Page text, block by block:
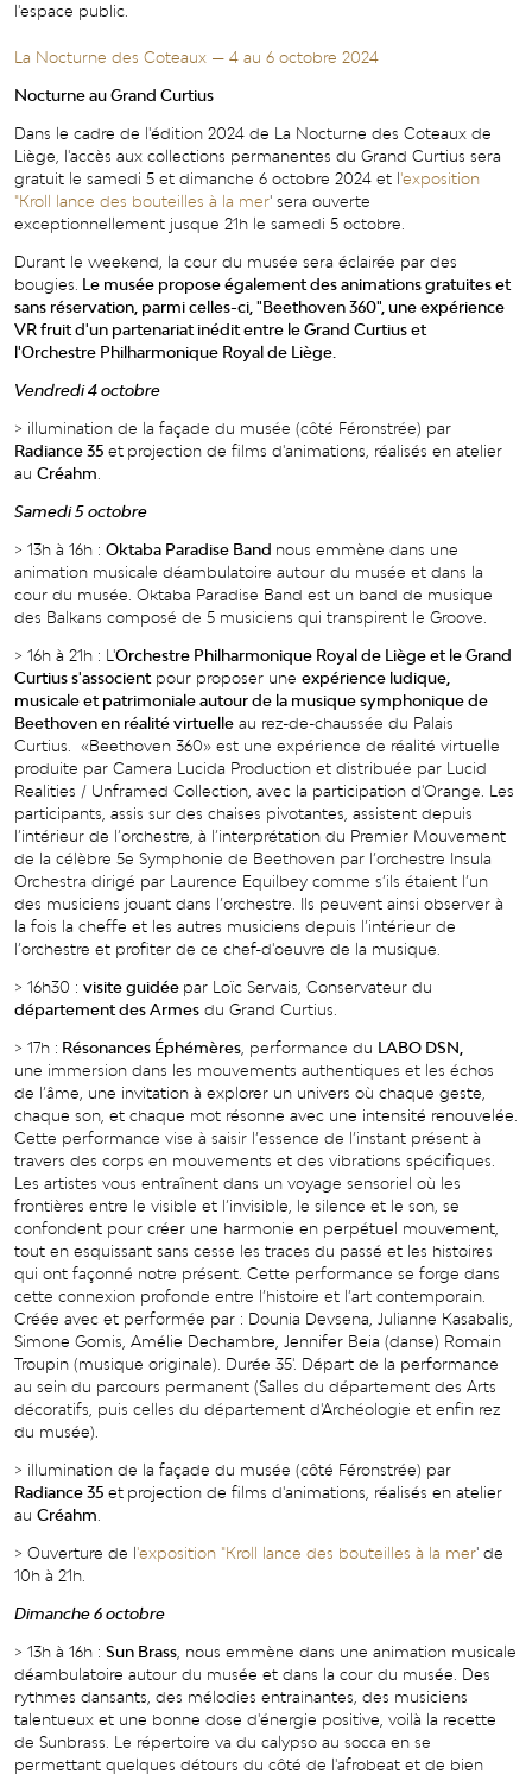
l'espace public.
La Nocturne des Coteaux — 4 au 6 octobre 2024
Nocturne au Grand Curtius
Dans le cadre de l'édition 2024 de La Nocturne des Coteaux de
Liège, l'accès aux collections permanentes du Grand Curtius sera
gratuit le samedi 5 et dimanche 6 octobre 2024 et l'exposition
"Kroll lance des bouteilles à la mer' sera ouverte
exceptionnellement jusque 21h le samedi 5 octobre.
Durant le weekend, la cour du musée sera éclairée par des
bougies. Le musée propose également des animations gratuites et
sans réservation, parmi celles-ci, "Beethoven 360", une expérience
VR fruit d'un partenariat inédit entre le Grand Curtius et
l'Orchestre Philharmonique Royal de Liège.
Vendredi 4 octobre
> illumination de la façade du musée (côté Féronstrée) par
Radiance 35 et projection de films d'animations, réalisés en atelier
au Créahm
Samedi 5 octobre
> 13h à 16h : Oktaba Paradise Band nous emmène dans une
animation musicale déambulatoire autour du musée et dans la
cour du musée. Oktaba Paradise Band est un band de musique
des Balkans composé de 5 musiciens qui transpirent le Groove.
> 16h à 21h : L'Orchestre Philharmonique Royal de Liège et le Grand
Curtius s'associent pour proposer une expérience ludique,
musicale et patrimoniale autour de la musique symphonique de
Beethoven en réalité virtuelle au rez-de-chaussée du Palais
Curtius. «Beethoven 360» est une expérience de réalité virtuelle
produite par Camera Lucida Production et distribuée par Lucid
Realities / Unframed Collection, avec la participation d'Orange. Les
participants, assis sur des chaises pivotantes, assistent depuis
l’intérieur de l’orchestre, à l’interprétation du Premier Mouvement
de la célèbre 5e Symphonie de Beethoven par l’orchestre Insula
Orchestra dirigé par Laurence Equilbey comme s’ils étaient l’un
des musiciens jouant dans l’orchestre. Ils peuvent ainsi observer à
la fois la cheffe et les autres musiciens depuis l’intérieur de
l’orchestre et profiter de ce chef-d'oeuvre de la musique.
> 16h30 : visite guidée par Loïc Servais, Conservateur du
département des Armes du Grand Curtius.
> 17h : Résonances Éphémères , performance du LABO DSN,
une immersion dans les mouvements authentiques et les échos
de l’âme, une invitation à explorer un univers où chaque geste,
chaque son, et chaque mot résonne avec une intensité renouvelée.
Cette performance vise à saisir l’essence de l’instant présent à
travers des corps en mouvements et des vibrations spécifiques.
Les artistes vous entraînent dans un voyage sensoriel où les
frontières entre le visible et l’invisible, le silence et le son, se
confondent pour créer une harmonie en perpétuel mouvement,
tout en esquissant sans cesse les traces du passé et les histoires
qui ont façonné notre présent. Cette performance se forge dans
cette connexion profonde entre l’histoire et l’art contemporain.
Créée avec et performée par : Dounia Devsena, Julianne Kasabalis,
Simone Gomis, Amélie Dechambre, Jennifer Beia (danse) Romain
Troupin (musique originale). Durée 35'. Départ de la performance
au sein du parcours permanent (Salles du département des Arts
décoratifs, puis celles du département d'Archéologie et enfin rez
du musée).
> illumination de la façade du musée (côté Féronstrée) par
Radiance 35 et projection de films d'animations, réalisés en atelier
au Créahm
> Ouverture de l'exposition "Kroll lance des bouteilles à la mer' de
10h à 21h.
Dimanche 6 octobre
> 13h à 16h : Sun Brass , nous emmène dans une animation musicale
déambulatoire autour du musée et dans la cour du musée. Des
rythmes dansants, des mélodies entrainantes, des musiciens
talentueux et une bonne dose d'énergie positive, voilà la recette
de Sunbrass. Le répertoire va du calypso au socca en se
permettant quelques détours du côté de l'afrobeat et de bien